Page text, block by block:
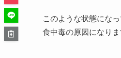
腐るとどうなる